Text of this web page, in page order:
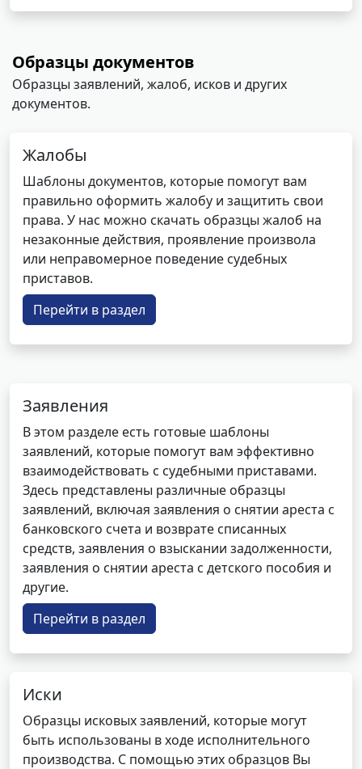
Образцы документов
Образцы заявлений, жалоб, исков и других
документов.
Жалобы
Шаблоны документов, которые помогут вам
правильно оформить жалобу и защитить свои
права. У нас можно скачать образцы жалоб на
незаконные действия, проявление произвола
или неправомерное поведение судебных
приставов.
Перейти в раздел
Заявления
В этом разделе есть готовые шаблоны
заявлений, которые помогут вам эффективно
взаимодействовать с судебными приставами.
Здесь представлены различные образцы
заявлений, включая заявления о снятии ареста с
банковского счета и возврате списанных
средств, заявления о взыскании задолженности,
заявления о снятии ареста с детского пособия и
другие.
Перейти в раздел
Иски
Образцы исковых заявлений, которые могут
быть использованы в ходе исполнительного
производства. С помощью этих образцов Вы